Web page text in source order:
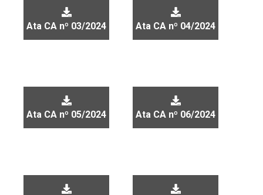
Ata CA nº 03/2024 Ata CA nº 04/2024
Ata CA nº 05/2024 Ata CA nº 06/2024